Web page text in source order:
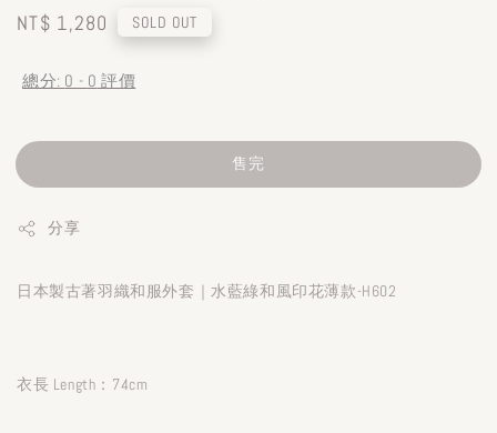
Regular
NT$ 1,280 SOLD OUT
總分: 0 - 0 評價
售完
分享
日本製古著羽織和服外套｜水藍綠和風印花薄款-H602
衣長 Length：74cm